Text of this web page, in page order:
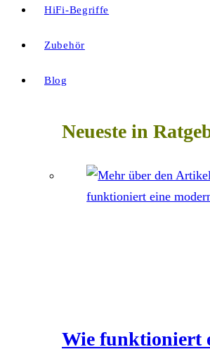
HiFi-Begriffe
Zubehör
Blog
Neueste in
Wie funktioniert